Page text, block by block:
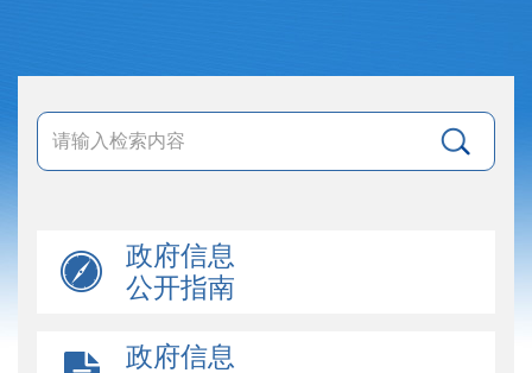
政府信息
公开指南
政府信息